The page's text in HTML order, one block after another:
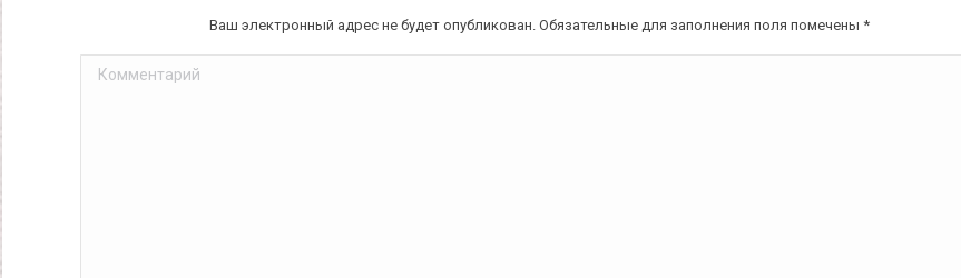
Ваш электронный адрес не будет опубликован. Обязательные для заполнения поля помечены *
Комментарий